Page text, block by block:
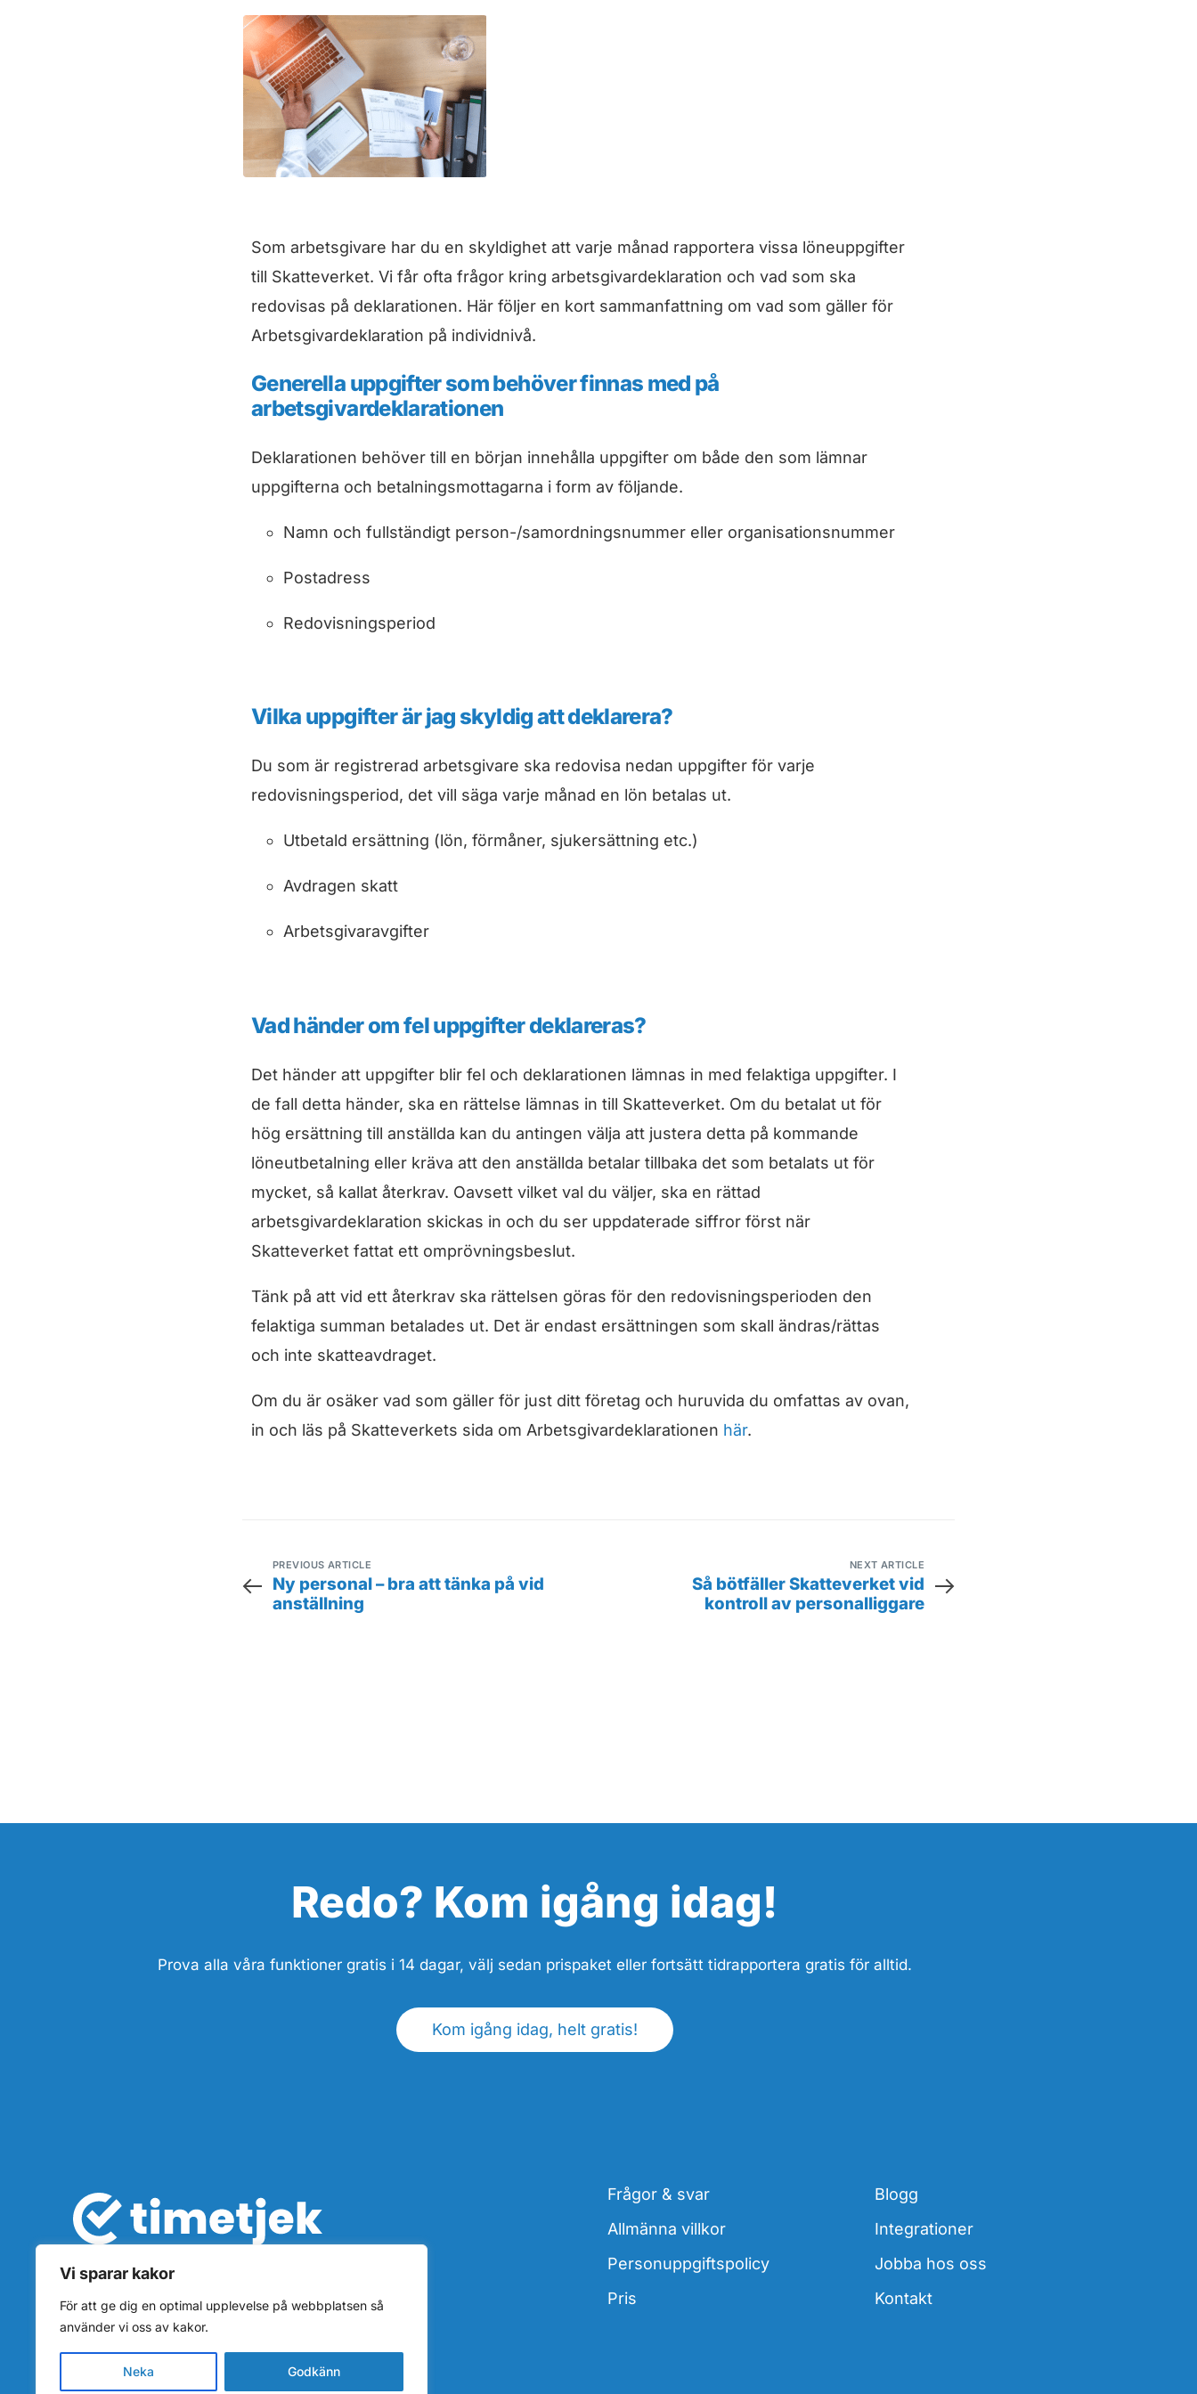
Vi sparar kakor
För att ge dig en optimal upplevelse på webbplatsen så
använder vi oss av kakor.
Neka Godkänn
Som arbetsgivare har du en skyldighet att varje månad rapportera vissa löneuppgifter
till Skatteverket. Vi får ofta frågor kring arbetsgivardeklaration och vad som ska
redovisas på deklarationen. Här följer en kort sammanfattning om vad som gäller för
Arbetsgivardeklaration på individnivå.
Generella uppgifter som behöver finnas med på
arbetsgivardeklarationen
Deklarationen behöver till en början innehålla uppgifter om både den som lämnar
uppgifterna och betalningsmottagarna i form av följande.
Namn och fullständigt person-/samordningsnummer eller organisationsnummer
Postadress
Redovisningsperiod
Vilka uppgifter är jag skyldig att deklarera?
Du som är registrerad arbetsgivare ska redovisa nedan uppgifter för varje
redovisningsperiod, det vill säga varje månad en lön betalas ut.
Utbetald ersättning (lön, förmåner, sjukersättning etc.)
Avdragen skatt
Arbetsgivaravgifter
Vad händer om fel uppgifter deklareras?
Det händer att uppgifter blir fel och deklarationen lämnas in med felaktiga uppgifter. I
de fall detta händer, ska en rättelse lämnas in till Skatteverket. Om du betalat ut för
hög ersättning till anställda kan du antingen välja att justera detta på kommande
löneutbetalning eller kräva att den anställda betalar tillbaka det som betalats ut för
mycket, så kallat återkrav. Oavsett vilket val du väljer, ska en rättad
arbetsgivardeklaration skickas in och du ser uppdaterade siffror först när
Skatteverket fattat ett omprövningsbeslut.
Tänk på att vid ett återkrav ska rättelsen göras för den redovisningsperioden den
felaktiga summan betalades ut. Det är endast ersättningen som skall ändras/rättas
och inte skatteavdraget.
Om du är osäker vad som gäller för just ditt företag och huruvida du omfattas av ovan,
in och läs på Skatteverkets sida om Arbetsgivardeklarationen här.
PREVIOUS ARTICLE
Ny personal – bra att tänka på vid
anställning
NEXT ARTICLE
Så bötfäller Skatteverket vid
kontroll av personalliggare
Redo? Kom igång idag!
Prova alla våra funktioner gratis i 14 dagar, välj sedan prispaket eller fortsätt tidrapportera gratis för alltid.
Kom igång idag, helt gratis!
Frågor & svar
Allmänna villkor
Personuppgiftspolicy
Pris
Blogg
Integrationer
Jobba hos oss
Kontakt